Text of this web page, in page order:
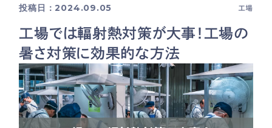
投稿日：2024.09.05 工場
工場では輻射熱対策が大事！工場の
暑さ対策に効果的な方法